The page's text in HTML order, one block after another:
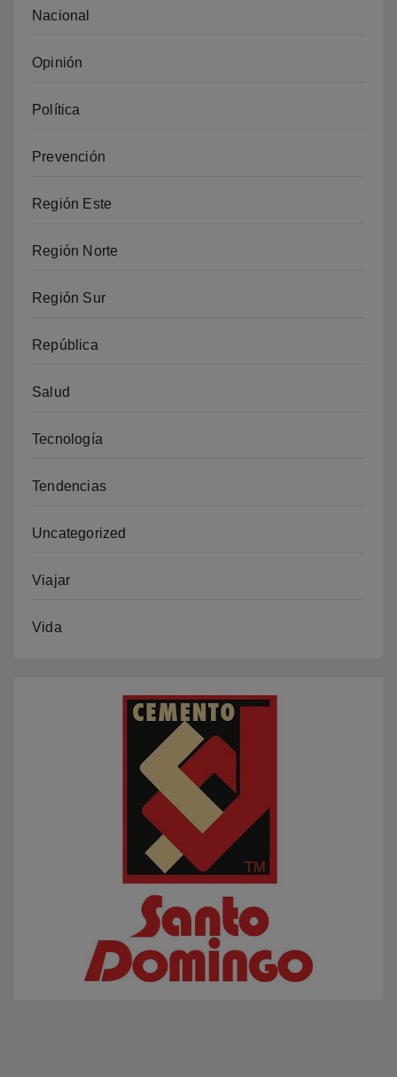
Nacional
Opinión
Política
Prevención
Región Este
Región Norte
Región Sur
República
Salud
Tecnología
Tendencias
Uncategorized
Viajar
Vida